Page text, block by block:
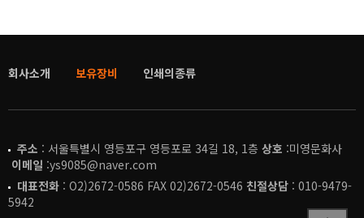
회사소개 보유장비 인쇄의종류
주소 : 서울특별시 영등포구 영등포로 34길 18, 1층 상호 :미영문화사
이메일 :ys9085@naver.com
대표전화 : O2)2672-0586 FAX 02)2672-0546 친절상담 : 010-9479-
5942